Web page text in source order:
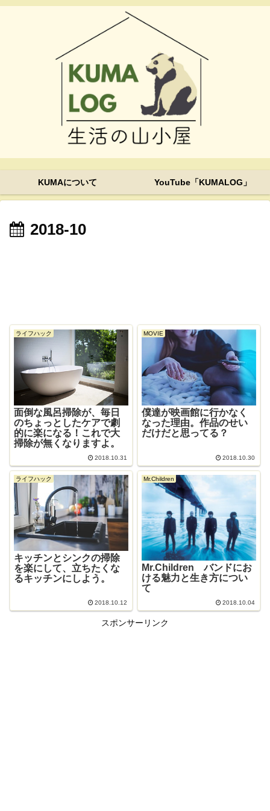
KUMAについて YouTube「KUMALOG」
2018-10
ライフハック
面倒な風呂掃除が、毎日
のちょっとしたケアで劇
的に楽になる！これで大
掃除が無くなりますよ。
2018.10.31
MOVIE
僕達が映画館に行かなく
なった理由。作品のせい
だけだと思ってる？
2018.10.30
ライフハック
キッチンとシンクの掃除
を楽にして、立ちたくな
るキッチンにしよう。
2018.10.12
Mr.Children
Mr.Children バンドにお
ける魅力と生き方につい
て
2018.10.04
スポンサーリンク